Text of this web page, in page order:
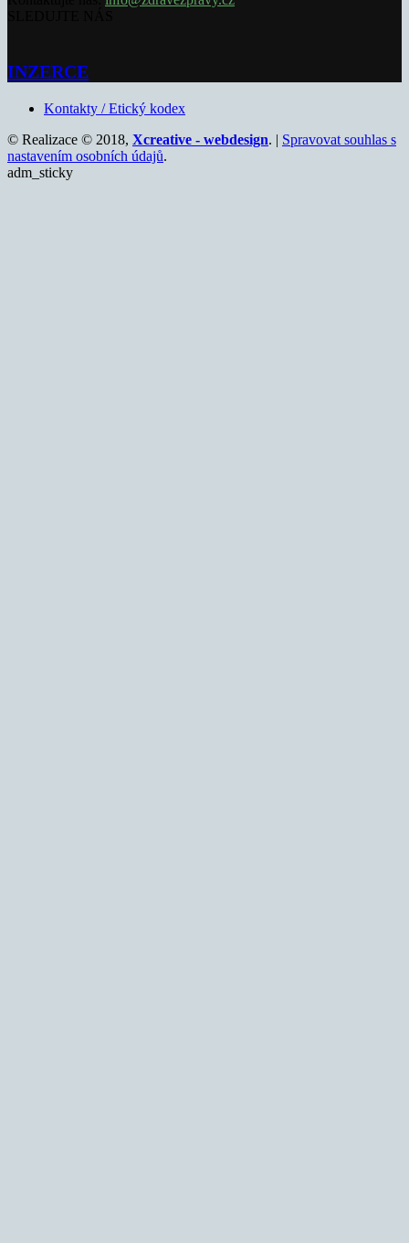
INZERCE
Kontakty / Etický kodex
© Realizace © 2018, Xcreative - webdesign. | Spravovat souhlas s
nastavením osobních údajů.
adm_sticky